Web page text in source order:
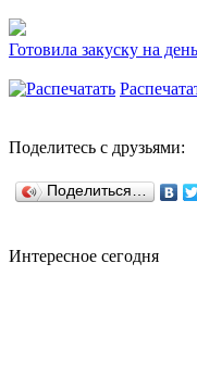
Готовила закуску на
Поделитесь с друзьями:
Поделиться…
Интересное сегодня